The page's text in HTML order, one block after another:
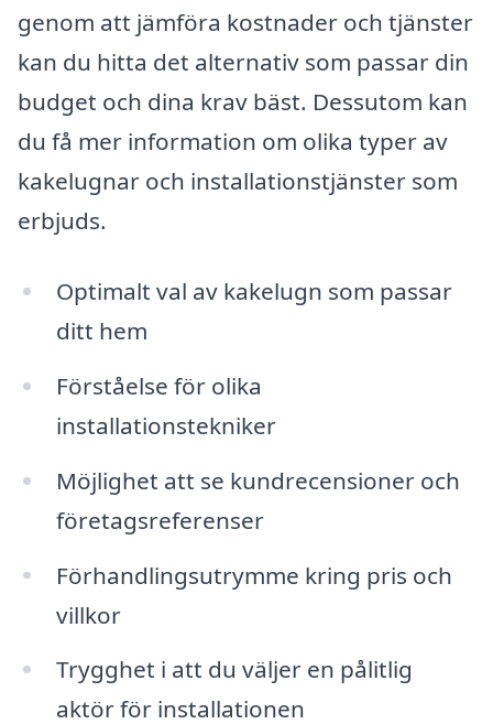
genom att jämföra kostnader och tjänster
kan du hitta det alternativ som passar din
budget och dina krav bäst. Dessutom kan
du få mer information om olika typer av
kakelugnar och installationstjänster som
erbjuds.
Optimalt val av kakelugn som passar
ditt hem
Förståelse för olika
installationstekniker
Möjlighet att se kundrecensioner och
företagsreferenser
Förhandlingsutrymme kring pris och
villkor
Trygghet i att du väljer en pålitlig
aktör för installationen